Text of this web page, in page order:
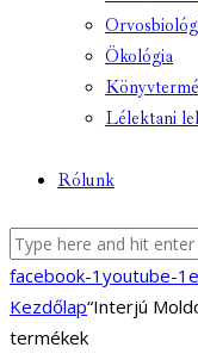
Ökológia
Lélektani
Rólunk
facebook-1 youtube-1
Kezdőlap“Interjú
termékek